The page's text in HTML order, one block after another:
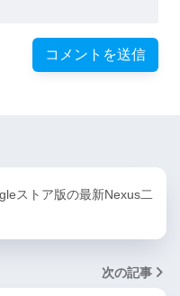
ストア版の最新Nexus二
次の記事